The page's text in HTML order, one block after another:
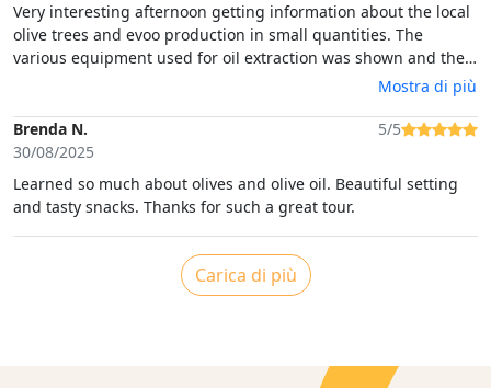
Very interesting afternoon getting information about the local
olive trees and evoo production in small quantities. The
various equipment used for oil extraction was shown and their
use was explained in detail. This was followed by a
degustation of 3 monovarietal oils accompanied by the local
bread , figs and apples. On the whole it was a very enjoyable
and relaxing afternoon in good company. Grazie mille. 😊
Mostra di più
Brenda N.
30/08/2025
5/5
Learned so much about olives and olive oil. Beautiful setting
and tasty snacks. Thanks for such a great tour.
Carica di più